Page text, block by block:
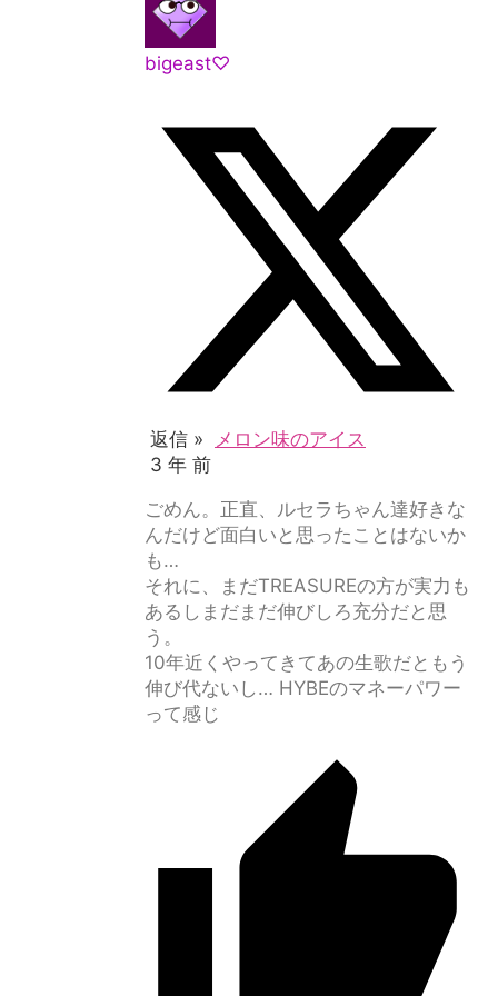
bigeast♡
返信 »
メロン味のアイス
3 年 前
ごめん。正直、ルセラちゃん達好きな
んだけど面白いと思ったことはないか
も…
それに、まだTREASUREの方が実力も
あるしまだまだ伸びしろ充分だと思
う。
10年近くやってきてあの生歌だともう
伸び代ないし… HYBEのマネーパワー
って感じ